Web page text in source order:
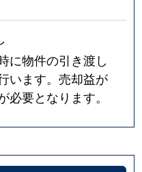
に物件の引き渡し
います。売却益が
要となります。